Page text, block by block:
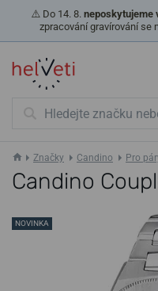
⚠️ Do 14. 8. neposkytujeme
zpracování gravírování se
Značky Candino Pro
Candino
NOVINKA